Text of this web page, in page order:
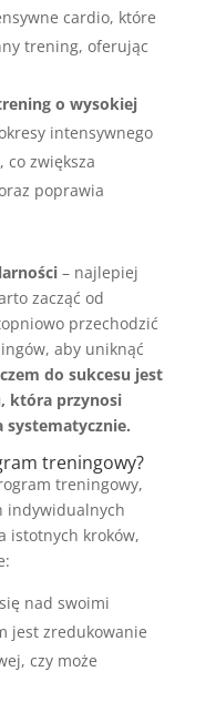
cardio, które
trening, oferując
o wysokiej
intensywnego
co zwiększa
poprawia
– najlepiej
zacząć od
przechodzić
aby uniknąć
do sukcesu jest
która przynosi
systematycznie.
treningowy?
treningowy,
indywidualnych
istotnych kroków,
nad swoimi
jest zredukowanie
czy może